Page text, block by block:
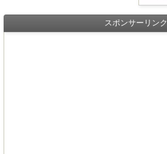
スポンサーリンク